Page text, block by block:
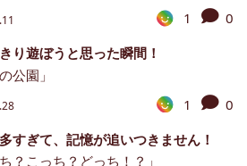
1
0
り遊ぼうと思った瞬間！
公園」
1
0
すぎて、記憶が追いつきません！
ち？こっち？どっち！？」